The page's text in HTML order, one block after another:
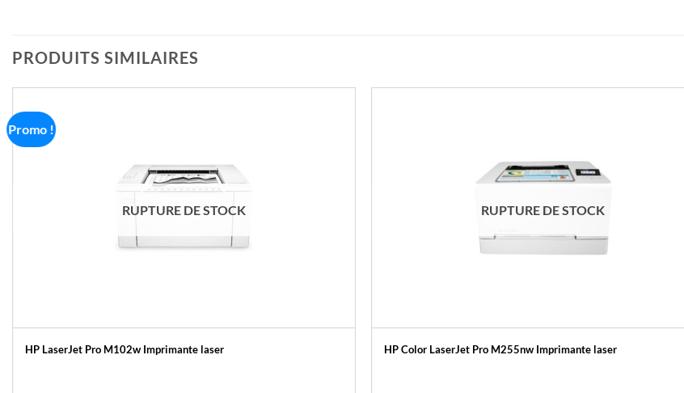
PRODUITS SIMILAIRES
Promo !
RUPTURE DE STOCK
HP LaserJet Pro M102w Imprimante laser
RUPTURE DE STOCK
HP Color LaserJet Pro M255nw Imprimante laser